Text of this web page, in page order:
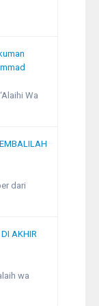
Wa
dari
wa